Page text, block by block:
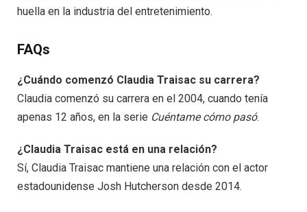
huella en la industria del entretenimiento.
FAQs
¿Cuándo comenzó Claudia Traisac su carrera?
Claudia comenzó su carrera en el 2004, cuando tenía
apenas 12 años, en la serie Cuéntame cómo pasó.
¿Claudia Traisac está en una relación?
Sí, Claudia Traisac mantiene una relación con el actor
estadounidense Josh Hutcherson desde 2014.